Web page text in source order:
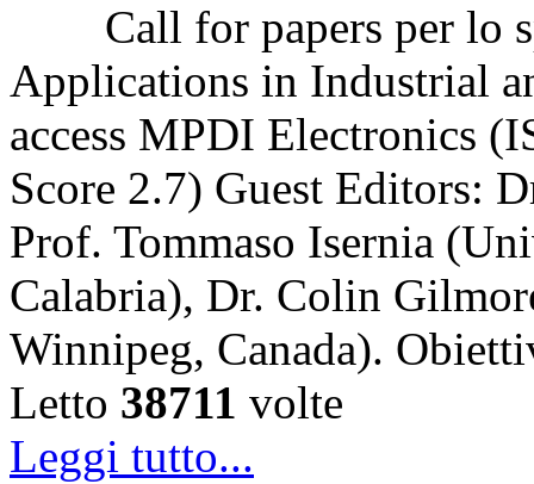
Call for papers per lo
Applications in Industrial
access MPDI Electronics
Score 2.7) Guest Editors:
Prof. Tommaso Isernia
Calabria), Dr. Colin
Winnipeg, Canada).
Letto 38711 volte
Leggi tutto...